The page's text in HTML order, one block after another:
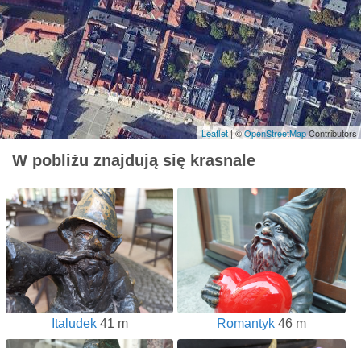
Leaflet| ©OpenStreetMapContributors
W pobliżu znajdują się krasnale
Italudek41 m Romantyk46 m